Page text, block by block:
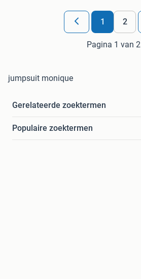
1 2
Pagina 1 van 2
jumpsuit monique
Gerelateerde zoektermen
Populaire zoektermen